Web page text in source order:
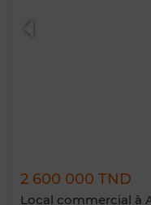
2 600 000 TND
Local commercial à